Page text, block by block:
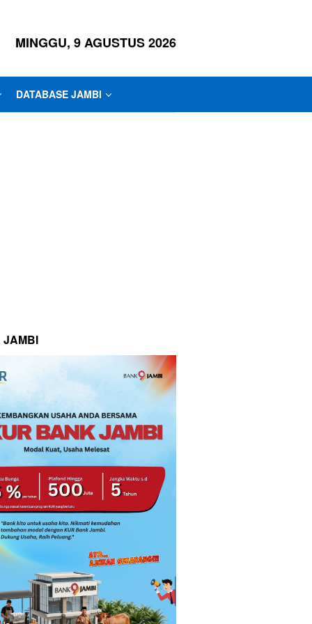
MINGGU, 9 AGUSTUS 2026
DATABASE JAMBI